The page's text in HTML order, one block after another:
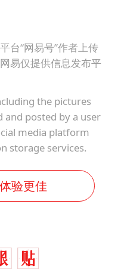
台“网易号”作者上传
易仅提供信息发布平
the pictures
and posted by a user
media platform
storage services.
验更佳